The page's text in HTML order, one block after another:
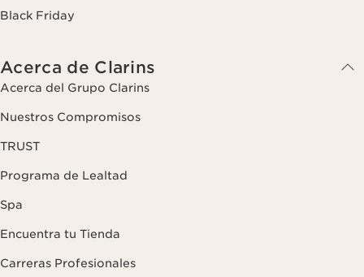
Black Friday
Acerca de Clarins
Acerca del Grupo Clarins
Nuestros Compromisos
TRUST
Programa de Lealtad
Spa
Encuentra tu Tienda
Carreras Profesionales